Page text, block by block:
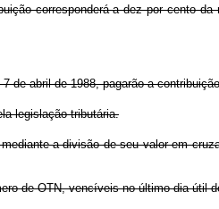
corresponderá a dez por cento
de abril de 1988, pagarão a
legislação tributária.
a divisão de seu valor em
de OTN, vencíveis no último dia útil